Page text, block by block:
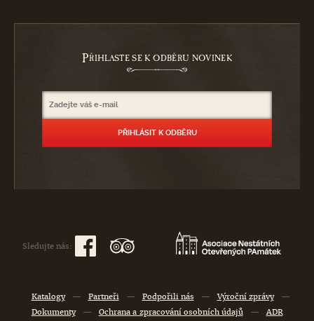
PŘIHLASTE SE K ODBĚRU NOVINEK
Sledujte nás:
Katalogy — Partneři — Podpořili nás — Výroční zprávy
—
Dokumenty
— Ochrana a zpracování osobních údajů — ADR